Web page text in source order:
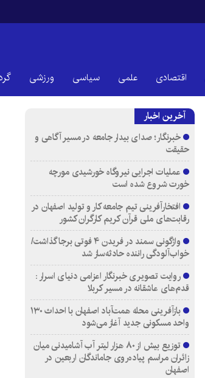
اقتصادی علمی سیاسی ورزشی
آخرین اخبار
خبرنگار؛ صدای بیدار جامعه در مسیر آگاهی و
حقیقت
عملیات اجرایی نیروگاه خورشیدی مورچه
خورت شروع شده است
افتخارآفرینی تیم جامعه کار و تولید اصفهان در
رقابت‌های ملی قرآن کریم کارگران کشور
واژگونی سمند در فریدن ۴ فوتی برجا گذاشت/
خواب‌آلودگی راننده حادثه‌ساز شد
روایت تصویری خبرنگار اعزامی دنیای اسرار :
قدم‌های عاشقانه در مسیر کربلا
بازآفرینی محله همت‌آباد اصفهان با احداث ۱۳۰
واحد مسکونی جدید آغاز می‌شود
توزیع بیش از ۸۰ هزار لیتر آب آشامیدنی میان
زائران مراسم پیاده‌روی جاماندگان اربعین در
اصفهان